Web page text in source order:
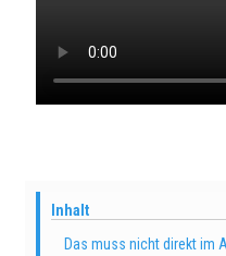
Inhalt
Das muss nicht direkt im